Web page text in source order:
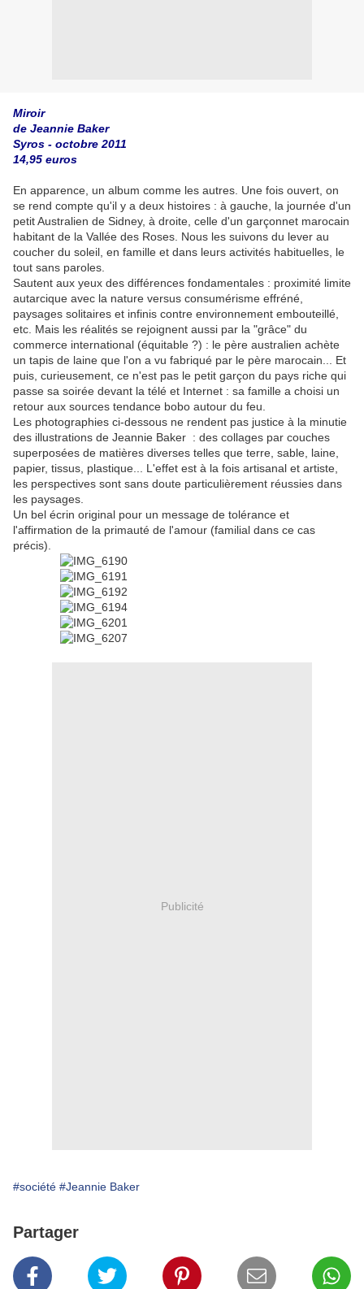
Miroir
de Jeannie Baker
Syros - octobre 2011
14,95 euros
En apparence, un album comme les autres. Une fois ouvert, on
se rend compte qu'il y a deux histoires : à gauche, la journée d'un
petit Australien de Sidney, à droite, celle d'un garçonnet marocain
habitant de la Vallée des Roses. Nous les suivons du lever au
coucher du soleil, en famille et dans leurs activités habituelles, le
tout sans paroles.
Sautent aux yeux des différences fondamentales : proximité limite
autarcique avec la nature versus consumérisme effréné,
paysages solitaires et infinis contre environnement embouteillé,
etc. Mais les réalités se rejoignent aussi par la "grâce" du
commerce international (équitable ?) : le père australien achète
un tapis de laine que l'on a vu fabriqué par le père marocain... Et
puis, curieusement, ce n'est pas le petit garçon du pays riche qui
passe sa soirée devant la télé et Internet : sa famille a choisi un
retour aux sources tendance bobo autour du feu.
Les photographies ci-dessous ne rendent pas justice à la minutie
des illustrations de Jeannie Baker : des collages par couches
superposées de matières diverses telles que terre, sable, laine,
papier, tissus, plastique... L'effet est à la fois artisanal et artiste,
les perspectives sont sans doute particulièrement réussies dans
les paysages.
Un bel écrin original pour un message de tolérance et
l'affirmation de la primauté de l'amour (familial dans ce cas
précis).
Publicité
#société #Jeannie Baker
Partager